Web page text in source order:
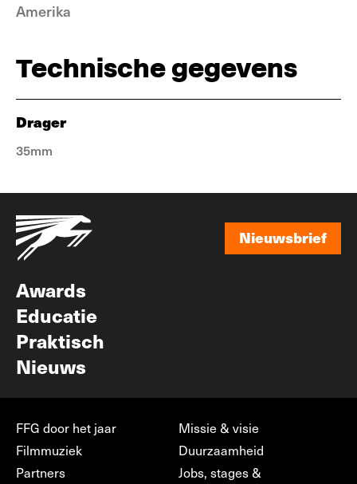
Amerika
Technische gegevens
Drager
35mm
Nieuwsbrief
Awards
Educatie
Praktisch
Nieuws
FFG door het jaar
Filmmuziek
Partners
Missie & visie
Duurzaamheid
Jobs, stages &